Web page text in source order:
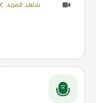
شاهد المزيد